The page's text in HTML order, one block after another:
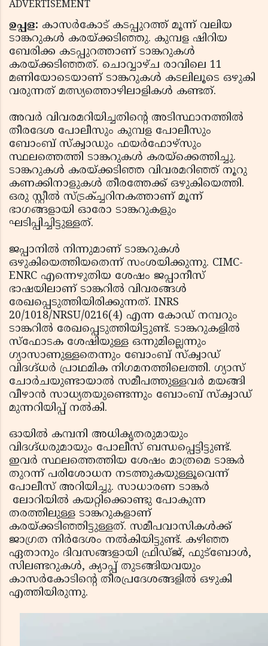
ADVERTISEMENT
ഉപ്പള: കാസര്‍കോട് കടപ്പുറത്ത് മൂന്ന് വലിയ
ടാങ്കറുകള്‍ കരയ്ക്കടിഞ്ഞു. കുമ്പള ഷിറിയ
ബേരിക്ക കടപ്പുറത്താണ് ടാങ്കറുകള്‍
കരയ്ക്കടിഞ്ഞത്. ചൊവ്വാഴ്ച രാവിലെ 11
മണിയോടെയാണ് ടാങ്കറുകള്‍ കടലിലൂടെ ഒഴുകി
വരുന്നത് മത്സ്യത്തൊഴിലാളികള്‍ കണ്ടത്.
അവര്‍ വിവരമറിയിച്ചതിന്റെ അടിസ്ഥാനത്തില്‍
തീരദേശ പോലീസും കുമ്പള പോലീസും
ബോംബ് സ്‌ക്വാഡും ഫയര്‍ഫോഴ്‌സും
സ്ഥലത്തെത്തി ടാങ്കറുകള്‍ കരയ്‌ക്കെത്തിച്ചു.
ടാങ്കറുകള്‍ കരയ്ക്കടിഞ്ഞ വിവരമറിഞ്ഞ് നൂറു
കണക്കിനാളുകള്‍ തീരത്തേക്ക് ഒഴുകിയെത്തി.
ഒരു സ്റ്റീൽ സ്ട്രക്ച്ചറിനകത്താണ് മൂന്ന്
ഭാഗങ്ങളായി ഓരോ ടാങ്കറുകളും
ഘടിപ്പിച്ചിട്ടുള്ളത്.
ജപ്പാനില്‍ നിന്നുമാണ് ടാങ്കറുകള്‍
ഒഴുകിയെത്തിയതെന്ന് സംശയിക്കുന്നു. CIMC-
ENRC എന്നെഴുതിയ ശേഷം ജപ്പാനീസ്
ഭാഷയിലാണ് ടാങ്കറില്‍ വിവരങ്ങള്‍
രേഖപ്പെടുത്തിയിരിക്കുന്നത്. INRS
20/1018/NRSU/0216(4) എന്ന കോഡ് നമ്പറും
ടാങ്കറില്‍ രേഖപ്പെടുത്തിയിട്ടുണ്ട്. ടാങ്കറുകളില്‍
സ്‌ഫോടക ശേഷിയുള്ള ഒന്നുമില്ലെന്നും
ഗ്യാസാണുള്ളതെന്നും ബോംബ് സ്‌ക്വാഡ്
വിദഗ്ദ്ധര്‍ പ്രാഥമിക നിഗമനത്തിലെത്തി. ഗ്യാസ്
ചോര്‍ചയുണ്ടായാല്‍ സമീപത്തുള്ളവര്‍ മയങ്ങി
വീഴാന്‍ സാധ്യതയുണ്ടെന്നും ബോംബ് സ്‌ക്വാഡ്
മുന്നറിയിപ്പ് നല്‍കി.
ഓയില്‍ കമ്പനി അധികൃതരുമായും
വിദഗ്ദ്ധരുമായും പോലീസ് ബന്ധപ്പെട്ടിട്ടുണ്ട്.
ഇവര്‍ സ്ഥലത്തെത്തിയ ശേഷം മാത്രമെ ടാങ്കര്‍
തുറന്ന് പരിശോധന നടത്തുകയുള്ളൂവെന്ന്
പോലീസ് അറിയിച്ചു. സാധാരണ ടാങ്കര്‍
ലോറിയില്‍ കയറ്റിക്കൊണ്ടു പോകുന്ന
തരത്തിലുള്ള ടാങ്കറുകളാണ്
കരയ്ക്കടിഞ്ഞിട്ടുള്ളത്. സമീപവാസികള്‍ക്ക്
ജാഗ്രത നിര്‍ദേശം നല്‍കിയിട്ടുണ്ട്. കഴിഞ്ഞ
ഏതാനും ദിവസങ്ങളായി ഫ്രിഡ്ജ്, ഫുട്‌ബോള്‍,
സിലണ്ടറുകള്‍, ക്യാപ്പ് തുടങ്ങിയവയും
കാസര്‍കോടിന്റെ തീരപ്രദേശങ്ങളില്‍ ഒഴുകി
എത്തിയിരുന്നു.